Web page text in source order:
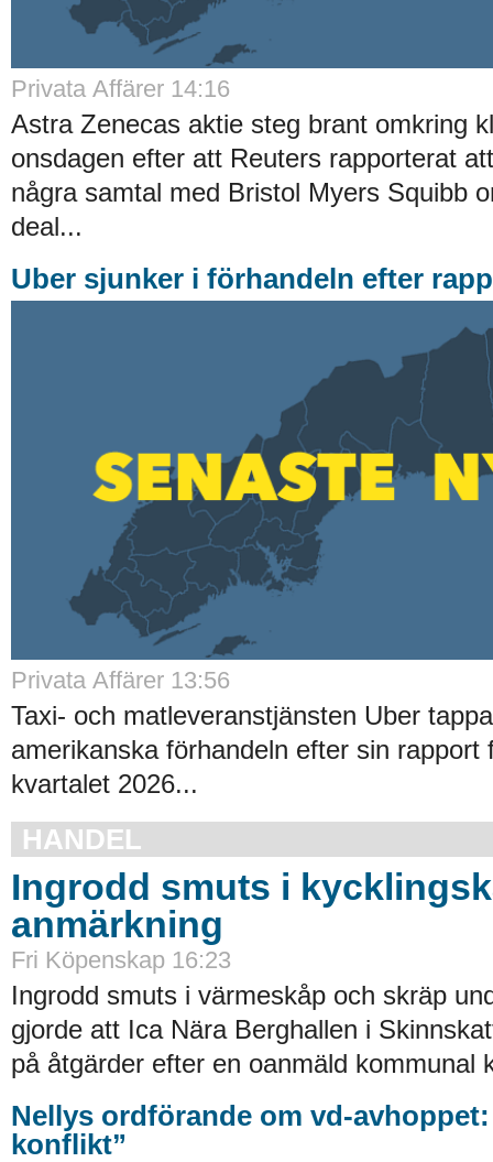
Privata Affärer 14:16
Astra Zenecas aktie steg brant omkring
onsdagen efter att Reuters rapporterat
några samtal med Bristol Myers Squibb
deal...
Uber sjunker i förhandeln efter
Privata Affärer 13:56
Taxi- och matleveranstjänsten Uber
amerikanska förhandeln efter sin rapport
kvartalet 2026...
HANDEL
Ingrodd smuts i
anmärkning
Fri Köpenskap 16:23
Ingrodd smuts i värmeskåp och skräp
gjorde att Ica Nära Berghallen i
på åtgärder efter en oanmäld kommunal
Nellys ordförande om vd-
konflikt”